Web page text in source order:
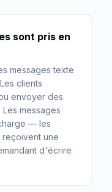
sont pris en
messages texte
clients
envoyer des
messages
— les
une
d'écrire